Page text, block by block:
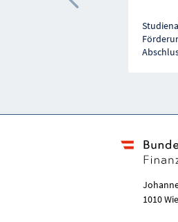
Vorherige
1010